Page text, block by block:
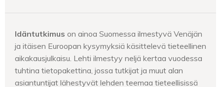
Idäntutkimus on ainoa Suomessa ilmestyvä Venäjän
ja itäisen Euroopan kysymyksiä käsittelevä tieteellinen
aikakausjulkaisu. Lehti ilmestyy neljä kertaa vuodessa
tuhtina tietopakettina, jossa tutkijat ja muut alan
asiantuntijat lähestyvät lehden teemaa tieteellisissä